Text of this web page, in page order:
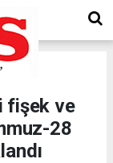
fişek ve
28